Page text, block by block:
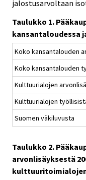
jalostusarvoltaan
Taulukko 1.
kansantaloudessa
Koko kansantalouden
Koko kansantalouden
Kulttuurialojen
Kulttuurialojen
Suomen väkiluvusta
Taulukko 2.
arvonlisäyksestä